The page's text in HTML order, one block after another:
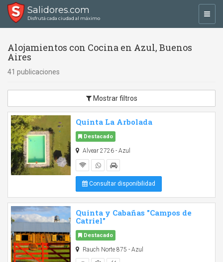
Salidores.com
Disfrutá cada ciudad al máximo
Alojamientos con Cocina en Azul, Buenos
Aires
41 publicaciones
Mostrar filtros
Quinta La Arbolada
Destacado
Alvear 2726 - Azul
Consultar disponibilidad
Quinta y Cabañas "Campos de
Catriel"
Destacado
Rauch Norte 875 - Azul